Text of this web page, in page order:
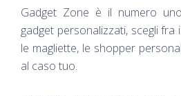
Gadget Zone è il numero
gadget personalizzati, scegli
le magliette, le shopper
al caso tuo.